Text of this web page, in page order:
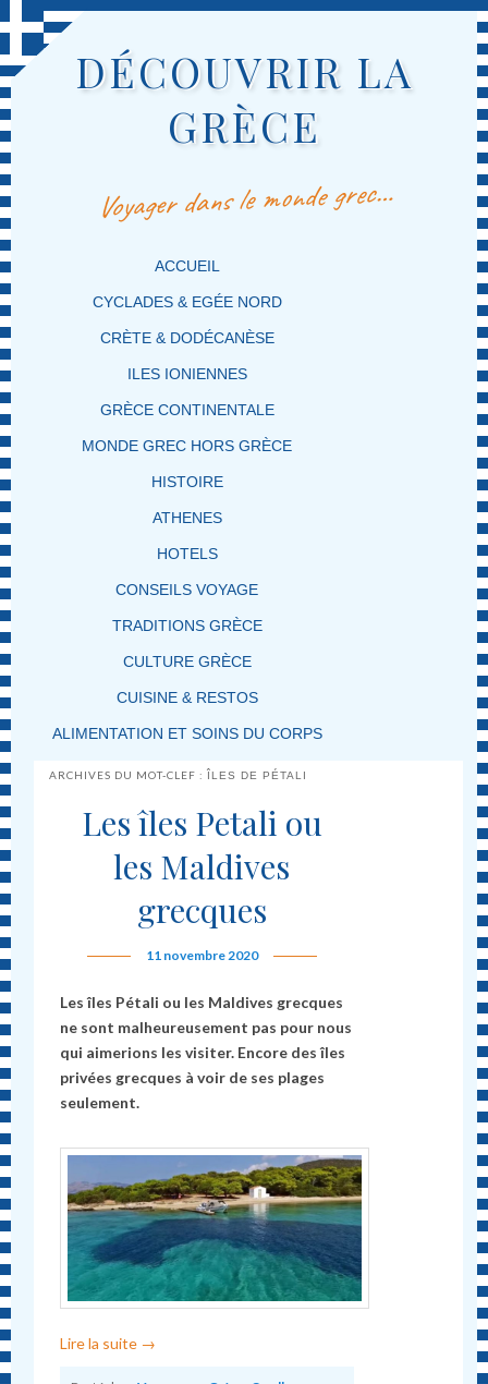
DÉCOUVRIR LA
GRÈCE
Voyager dans le monde grec…
MENU PRINCIPAL
MASQUER LA NAVIGATION PRINCIPALE
MASQUER LA NAVIGATION SECONDAIRE
ACCUEIL
CYCLADES & EGÉE NORD
CRÈTE & DODÉCANÈSE
ILES IONIENNES
GRÈCE CONTINENTALE
MONDE GREC HORS GRÈCE
HISTOIRE
ATHENES
HOTELS
CONSEILS VOYAGE
TRADITIONS GRÈCE
CULTURE GRÈCE
CUISINE & RESTOS
ALIMENTATION ET SOINS DU CORPS
ARCHIVES DU MOT-CLEF :ÎLES DE PÉTALI
Les îles Petali ou
les Maldives
grecques
11 novembre 2020
Les îles Pétali ou les Maldives grecques
ne sont malheureusement pas pour nous
qui aimerions les visiter. Encore des îles
privées grecques à voir de ses plages
seulement.
Lire la suite →